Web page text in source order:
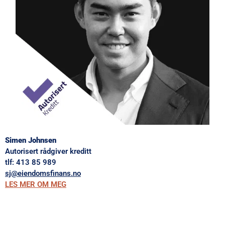
Simen Johnsen
Autorisert rådgiver kreditt
tlf: 413 85 989
sj@eiendomsfinans.no
LES MER OM MEG